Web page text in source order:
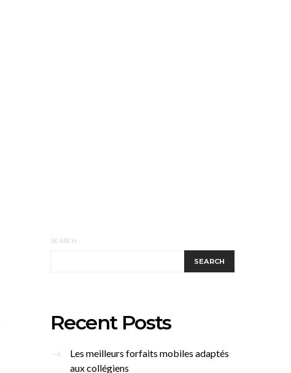
SEARCH
SEARCH
Recent Posts
Les meilleurs forfaits mobiles adaptés
aux collégiens